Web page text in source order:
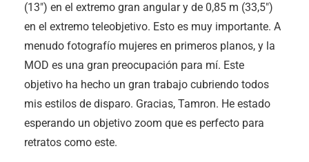
(13″) en el extremo gran angular y de 0,85 m (33,5″)
en el extremo teleobjetivo. Esto es muy importante. A
menudo fotografío mujeres en primeros planos, y la
MOD es una gran preocupación para mí. Este
objetivo ha hecho un gran trabajo cubriendo todos
mis estilos de disparo. Gracias, Tamron. He estado
esperando un objetivo zoom que es perfecto para
retratos como este.